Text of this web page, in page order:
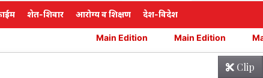
शेत-शिवार आरोग्य व शिक्षण देश-विदेश
Main Edition Main Edition Main Edition
Clip